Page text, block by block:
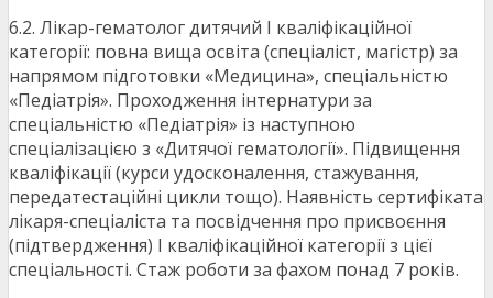
6.2. Лікар-гематолог дитячий І кваліфікаційної
категорії: повна вища освіта (спеціаліст, магістр) за
напрямом підготовки «Медицина», спеціальністю
«Педіатрія». Проходження інтернатури за
спеціальністю «Педіатрія» із наступною
спеціалізацією з «Дитячої гематології». Підвищення
кваліфікації (курси удосконалення, стажування,
передатестаційні цикли тощо). Наявність сертифіката
лікаря-спеціаліста та посвідчення про присвоєння
(підтвердження) І кваліфікаційної категорії з цієї
спеціальності. Стаж роботи за фахом понад 7 років.